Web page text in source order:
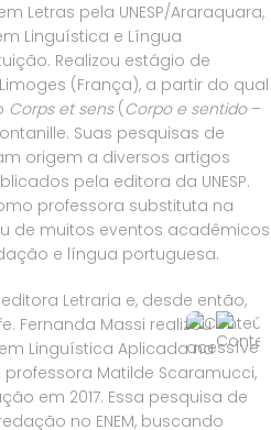
Letras pela UNESP/Araraquara,
Linguística e Língua
Realizou estágio de
(França), a partir do qual
Corps et sens(Corpo e sentido –
Suas pesquisas de
origem a diversos artigos
pela editora da UNESP.
professora substituta na
de muitos eventos acadêmicos
e língua portuguesa.
Letraria e, desde então,
Fernanda Massi realizou
Linguística Aplicada na
professora Matilde Scaramucci,
em 2017. Essa pesquisa de
no ENEM, buscando